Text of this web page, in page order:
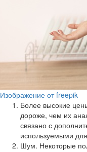
Изображение от freepik
Более высокие
дороже, чем их
связано с
используемыми
Шум. Некоторые